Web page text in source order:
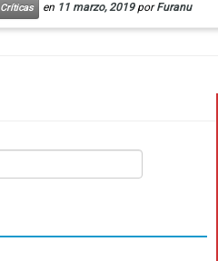
Críticas en 11 marzo, 2019 porFuranu